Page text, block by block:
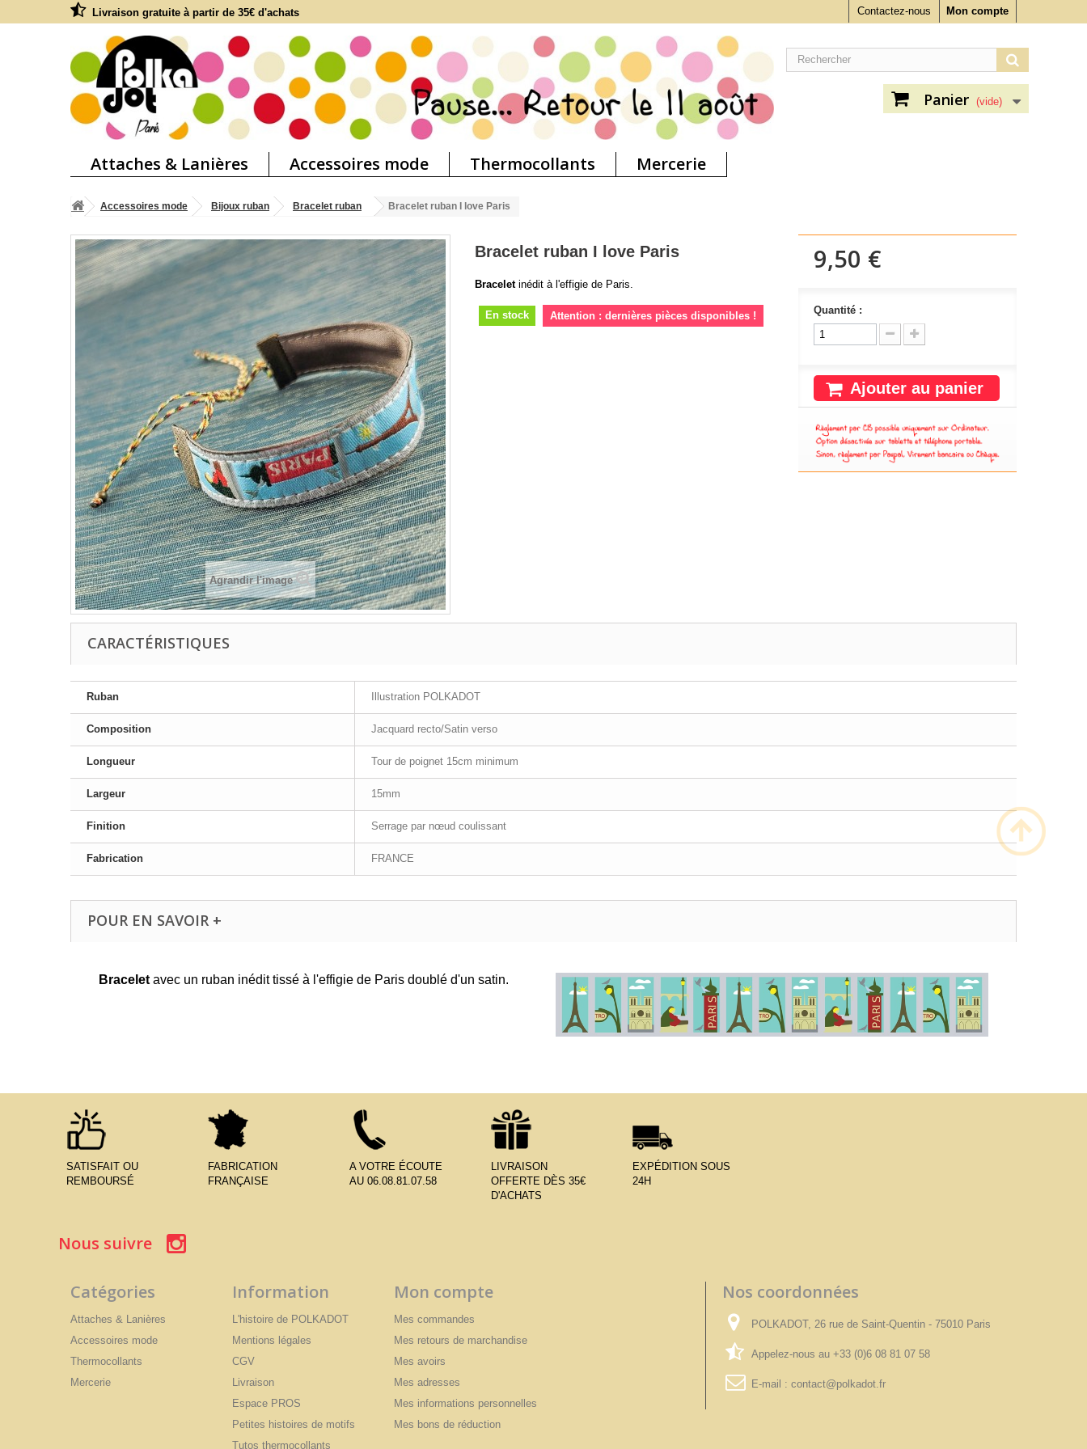
Mon compte
Contactez-nous
Livraison gratuite à partir de 35€ d'achats
Panier (vide)
Attaches & Lanières Accessoires mode Thermocollants Mercerie
Accessoires mode Bijoux ruban Bracelet ruban Bracelet ruban I love Paris
Agrandir l'image
Bracelet ruban I love Paris
Braceletinédit à l'effigie de Paris.
En stock Attention : dernières pièces disponibles !
9,50 €
Quantité :
Ajouter au panier
CARACTÉRISTIQUES
Ruban Illustration POLKADOT
Composition Jacquard recto/Satin verso
Longueur Tour de poignet 15cm minimum
Largeur 15mm
Finition Serrage par nœud coulissant
Fabrication FRANCE
POUR EN SAVOIR +
Braceletavec un ruban inédit tissé à l'effigie de Paris doublé d'un satin.
SATISFAIT OU
REMBOURSÉ
FABRICATION
FRANÇAISE
A VOTRE ÉCOUTE
AU 06.08.81.07.58
LIVRAISON
OFFERTE DÈS 35€
D'ACHATS
EXPÉDITION SOUS
24H
Nous suivre
Catégories
Attaches & Lanières
Accessoires mode
Thermocollants
Mercerie
Information
L'histoire de POLKADOT
Mentions légales
CGV
Livraison
Espace PROS
Petites histoires de motifs
Tutos thermocollants
Mon compte
Mes commandes
Mes retours de marchandise
Mes avoirs
Mes adresses
Mes informations personnelles
Mes bons de réduction
Nos coordonnées
POLKADOT, 26 rue de Saint-Quentin - 75010 Paris
Appelez-nous au +33 (0)6 08 81 07 58
E-mail : contact@polkadot.fr